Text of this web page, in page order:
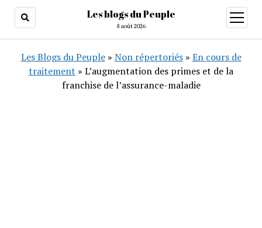
Les blogs du Peuple
8 août 2026
ouvrir
menu
Les Blogs du Peuple» Non répertoriés» En cours de
traitement » L’augmentation des primes et de la
franchise de l’assurance-maladie